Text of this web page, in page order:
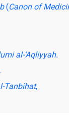
(Canon of
al-‘Aqliyyah.
.
Tanbihat,